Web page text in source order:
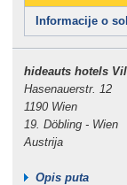
Informacije o
hideauts hotels
Hasenauerstr. 12
1190 Wien
19. Döbling - Wien
Austrija
Opis puta